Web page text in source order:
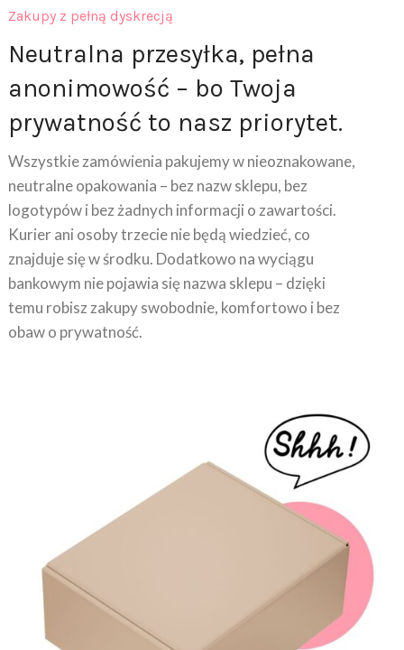
Neutralna przesyłka, pełna
anonimowość – bo Twoja
prywatność to nasz priorytet.
Wszystkie zamówienia pakujemy w nieoznakowane,
neutralne opakowania – bez nazw sklepu, bez
logotypów i bez żadnych informacji o zawartości.
Kurier ani osoby trzecie nie będą wiedzieć, co
znajduje się w środku. Dodatkowo na wyciągu
bankowym nie pojawia się nazwa sklepu – dzięki
temu robisz zakupy swobodnie, komfortowo i bez
obaw o prywatność.